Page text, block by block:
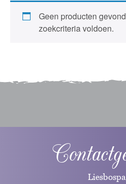
Geen producten
zoekcriteria voldoen.